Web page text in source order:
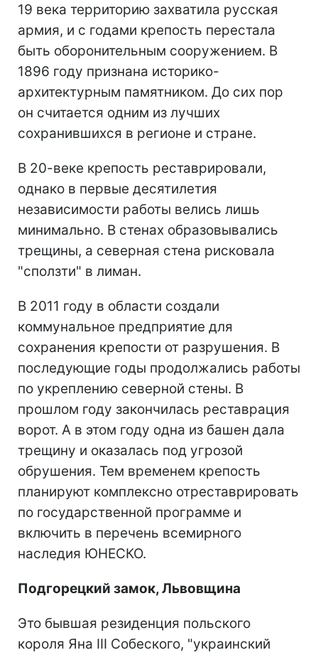
19 века территорию захватила русская
армия, и с годами крепость перестала
быть оборонительным сооружением. В
1896 году признана историко-
архитектурным памятником. До сих пор
он считается одним из лучших
сохранившихся в регионе и стране.
В 20-веке крепость реставрировали,
однако в первые десятилетия
независимости работы велись лишь
минимально. В стенах образовывались
трещины, а северная стена рисковала
"сползти" в лиман.
В 2011 году в области создали
коммунальное предприятие для
сохранения крепости от разрушения. В
последующие годы продолжались работы
по укреплению северной стены. В
прошлом году закончилась реставрация
ворот. А в этом году одна из башен дала
трещину и оказалась под угрозой
обрушения. Тем временем крепость
планируют комплексно отреставрировать
по государственной программе и
включить в перечень всемирного
наследия ЮНЕСКО.
Подгорецкий замок, Львовщина
Это бывшая резиденция польского
короля Яна III Собеского, "украинский